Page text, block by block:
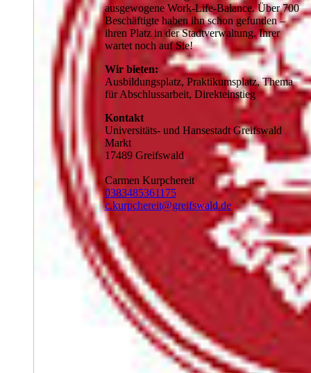
ausgewogene Work-Life-Balance. Über 700
Beschäftigte haben ihn schon gefunden –
ihren Platz in der Stadtverwaltung. Ihrer
wartet noch auf Sie!
Wir bieten:
Ausbildungsplatz, Praktikumsplatz, Thema
für Abschlussarbeit, Direkteinstieg
Kontakt
Universitäts- und Hansestadt Greifswald
Markt
17489 Greifswald
Carmen Kurpchereit
0383485361175
c.kurpchereit@greifswald.de